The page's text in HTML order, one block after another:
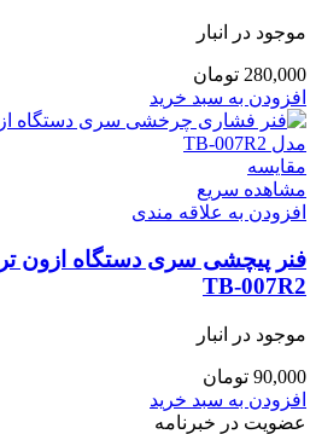
موجود در انبار
280,000 تومان
افزودن به سبد خرید
مقایسه
مشاهده سریع
افزودن به علاقه مندی
فنر پیچشی سری دستگاه ازون
TB-007R2
موجود در انبار
90,000 تومان
افزودن به سبد خرید
عضویت در خبرنامه